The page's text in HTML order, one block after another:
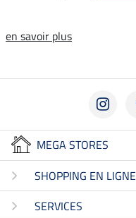
en savoir plus
MEGA STORES
SHOPPING EN LIGNE
SERVICES